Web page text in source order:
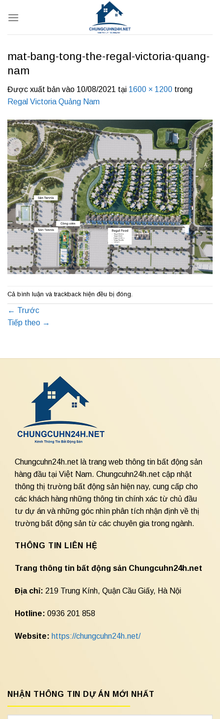
qua
mat-bang-tong-the-regal-victoria-quang-
nam
Được xuất bản vào 10/08/2021 tại 1600 × 1200 trong
Regal Victoria Quảng Nam
Cả bình luận và trackback hiện đều bị đóng.
← Trước
Tiếp theo →
Chungcuhn24h.net là trang web thông tin bất động sản
hàng đầu tại Việt Nam. Chungcuhn24h.net cập nhật
thông thị trường bất động sản hiện nay, cung cấp cho
các khách hàng những thông tin chính xác từ chủ đầu
tư dự án và những góc nhìn phân tích nhận định về thị
trường bất động sản từ các chuyên gia trong ngành.
THÔNG TIN LIÊN HỆ
Trang thông tin bất động sản Chungcuhn24h.net
Địa chỉ: 219 Trung Kính, Quận Cầu Giấy, Hà Nội
Hotline: 0936 201 858
Website: https://chungcuhn24h.net/
NHẬN THÔNG TIN DỰ ÁN MỚI NHẤT